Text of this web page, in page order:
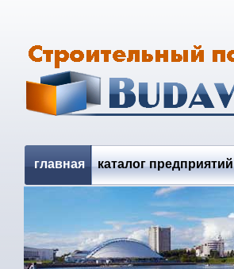
главная каталог предприятий